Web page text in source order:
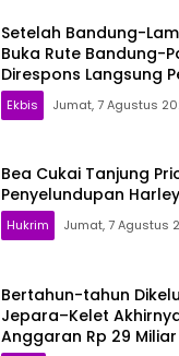
Setelah Bandung-
Buka Rute Bandung-
Direspons Langsung
Ekbis Jumat, 7 Agustus
Bea Cukai Tanjung
Penyelundupan
Hukrim Jumat, 7 Agustus
Bertahun-tahun
Jepara–Kelet
Anggaran Rp 29 Miliar